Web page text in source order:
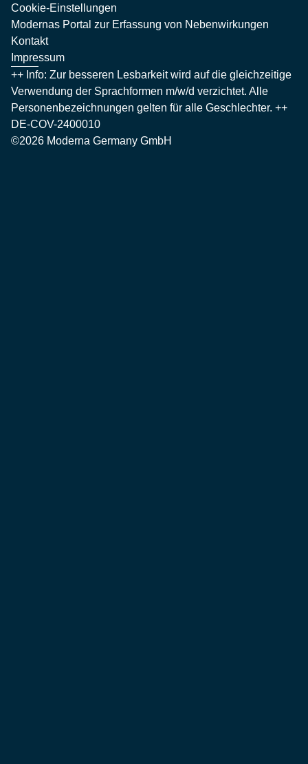
Cookie-Einstellungen
Modernas Portal zur Erfassung von Nebenwirkungen
Kontakt
Impressum
++ Info: Zur besseren Lesbarkeit wird auf die gleichzeitige
Verwendung der Sprachformen m/w/d verzichtet. Alle
Personenbezeichnungen gelten für alle Geschlechter. ++
DE-COV-2400010
©2026 Moderna Germany GmbH